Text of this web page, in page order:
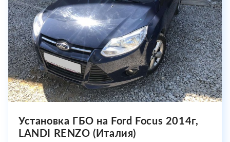
Установка ГБО на Ford Focus 2014г,
LANDI RENZO (Италия)